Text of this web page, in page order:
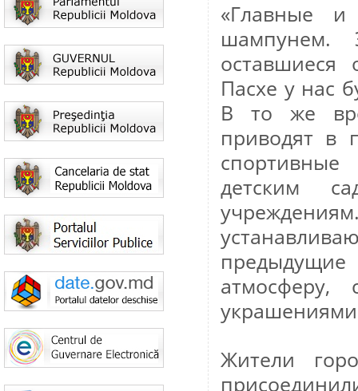
«Главные
шампунем.
оставшиеся
Пасхе у нас
В то же
приводят в
детским
Жители